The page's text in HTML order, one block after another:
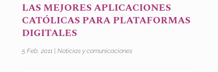
LAS MEJORES APLICACIONES
CATÓLICAS PARA PLATAFORMAS
DIGITALES
5 Feb, 2011 Noticias y comunicaciones